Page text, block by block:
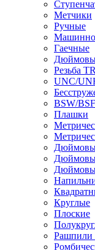
Метчики
Ручные
Гаечные
Резьба TR
UNC/
BSW/BSF
Плашки
Круглые
Плоские
Рашпили